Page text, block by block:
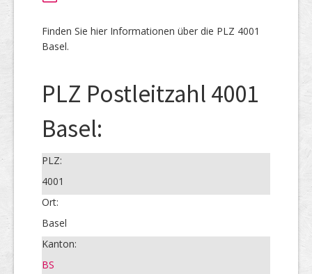
Finden Sie hier Informationen über die PLZ 4001
Basel.
PLZ Postleitzahl 4001
Basel:
PLZ:
4001
Ort:
Basel
Kanton:
BS